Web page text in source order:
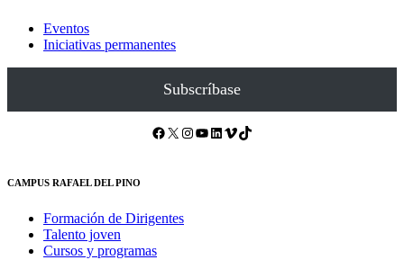
Eventos
Iniciativas permanentes
Subscríbase
Facebook X Instagram YouTube LinkedIn Vimeo TikTok
CAMPUS RAFAEL DEL PINO
Formación de Dirigentes
Talento joven
Cursos y programas